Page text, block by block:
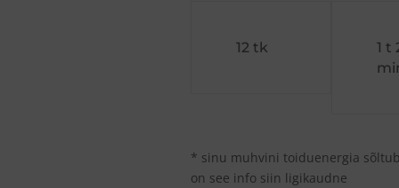
12 tk
1 t
* sinu muhvini toiduenergia
on see info siin ligikaudne